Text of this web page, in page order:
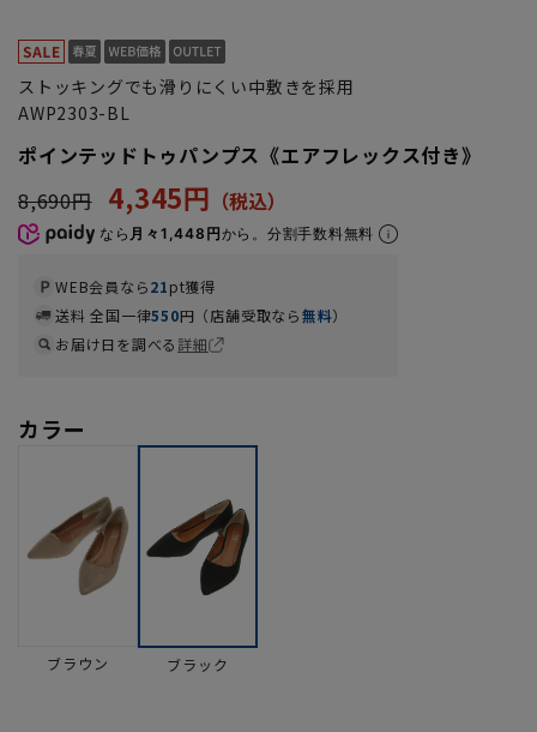
ストッキングでも滑りにくい中敷きを採用
AWP2303-BL
ポインテッドトゥパンプス《エアフレックス付き》
8,690円 4,345円
なら 月々1,448円から。分割手数料無料
WEB会員なら21pt獲得
送料 全国一律550円（店舗受取なら無料）
お届け日を調べる詳細
カラー
ブラウン ブラック